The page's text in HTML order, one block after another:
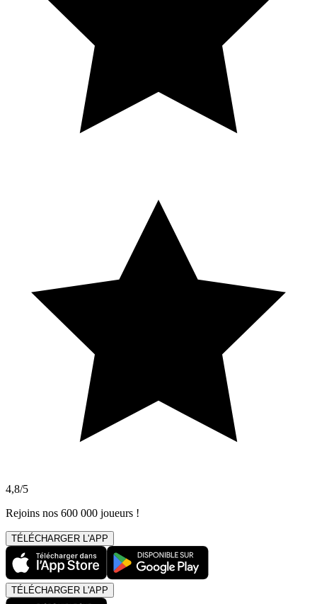
4,8/5
Rejoins nos 600 000 joueurs !
TÉLÉCHARGER L'APP
TÉLÉCHARGER L'APP